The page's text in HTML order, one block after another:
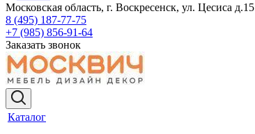
Московская область, г. Воскресенск, ул. Цесиса д.15
8 (495) 187-77-75
+7 (985) 856-91-64
Заказать звонок
Каталог